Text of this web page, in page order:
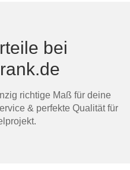
bei
richtige Maß für deine
& perfekte Qualität für